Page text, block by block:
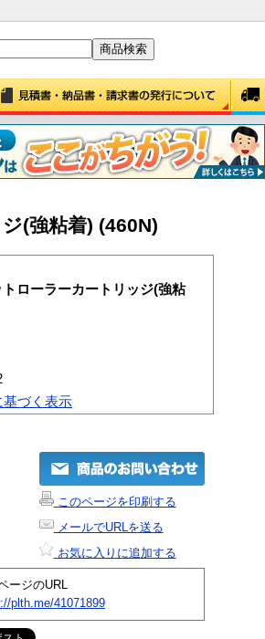
(強粘着) (460N)
ローラーカートリッジ(強粘
づく表示
このページを印刷する
メールでURLを送る
お気に入りに追加する
ージのURL
plth.me/41071899